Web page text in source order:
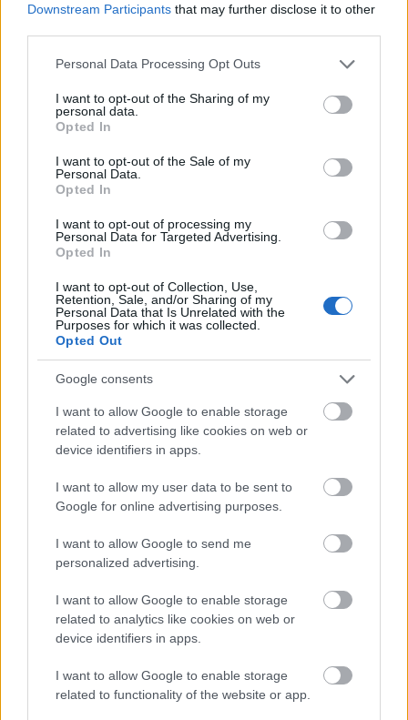
Downstream Participants that may further disclose it to other
Please note that this website/app uses one or more Google
not limited to your visit or usage behaviour. You may click to
grant or deny consent to Google and its third-party tags to
use your data for below specified purposes in below Google
consent section.
Personal Data Processing Opt Outs
I want to opt-out of the Sharing of my
personal data.
Opted In
I want to opt-out of the Sale of my
Personal Data.
Opted In
I want to opt-out of processing my
Personal Data for Targeted Advertising.
Opted In
I want to opt-out of Collection, Use,
Retention, Sale, and/or Sharing of my
Personal Data that Is Unrelated with the
Purposes for which it was collected.
Opted Out
Google consents
I want to allow Google to enable storage
related to advertising like cookies on web or
device identifiers in apps.
I want to allow my user data to be sent to
Google for online advertising purposes.
I want to allow Google to send me
personalized advertising.
I want to allow Google to enable storage
related to analytics like cookies on web or
device identifiers in apps.
I want to allow Google to enable storage
related to functionality of the website or app.
Film MMA Magyar film Kincskereső Mozgópart
SZEMBE MERSZ NÉZNI AZZAL, AKIVÉ
ONE MORE LIKE: A MAGYAR SPORTDRÁMA, AMI
MEGHÓDÍTOTTA LAS VEGAST IS
NÉGY TITOKZATOS FŐHŐS EGY LAKÁSBAN -
ISMERD MEG KÖZELEBBRŐL AZ EGYKUTYA
FŐSZEREPLŐIT